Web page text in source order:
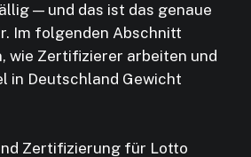
— und das ist das genaue
Im folgenden Abschnitt
wie Zertifizierer arbeiten und
in Deutschland Gewicht